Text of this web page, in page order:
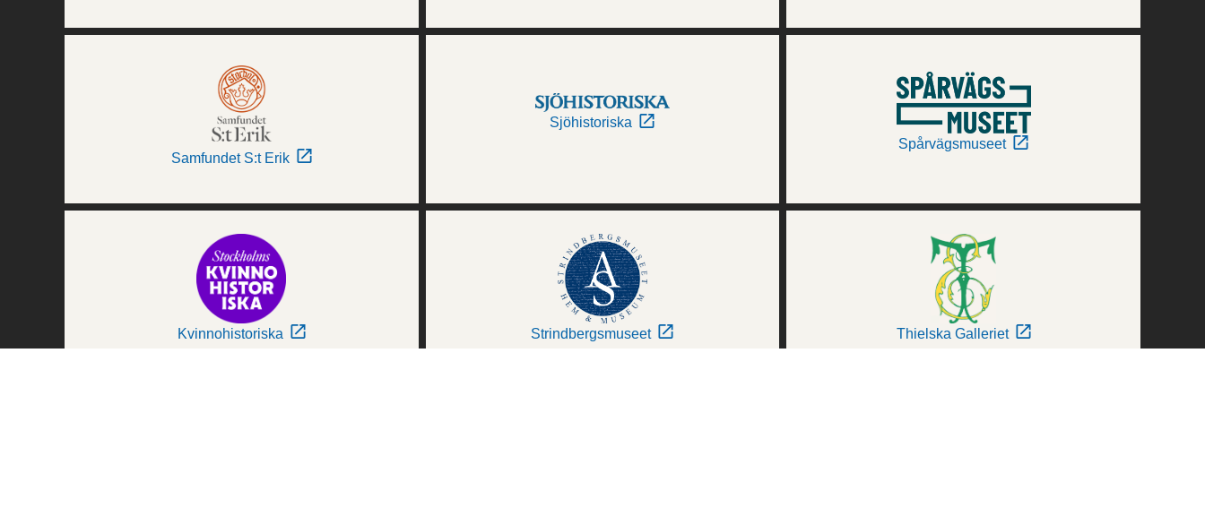
Samfundet S:t Erik
Sjöhistoriska
Spårvägsmuseet
Kvinnohistoriska Strindbergsmuseet Thielska Galleriet